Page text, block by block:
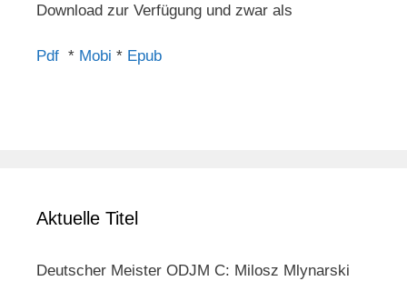
Download zur Verfügung und zwar als
Pdf * Mobi * Epub
Aktuelle Titel
Deutscher Meister ODJM C: Milosz Mlynarski